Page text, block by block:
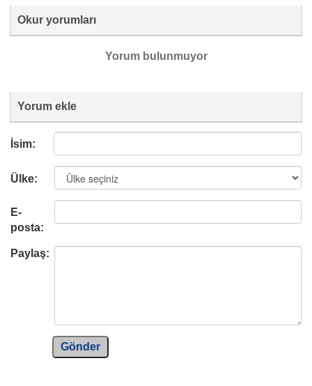
Okur yorumları
Yorum bulunmuyor
Yorum ekle
İsim:
Ülke:
E-
posta:
Paylaş:
Gönder